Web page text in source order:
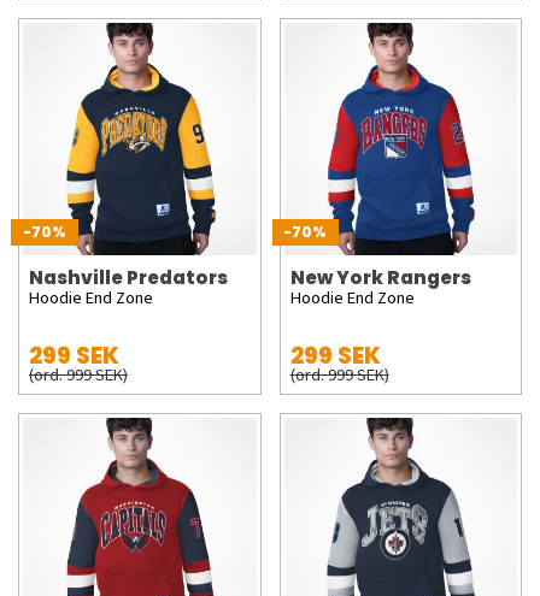
-70%
Nashville Predators
Hoodie End Zone
299 SEK
(ord. 999 SEK)
-70%
New York Rangers
Hoodie End Zone
299 SEK
(ord. 999 SEK)